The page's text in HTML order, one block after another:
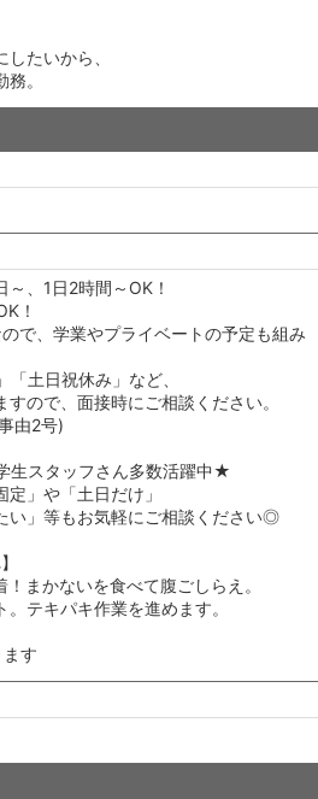
たいから、
。
、1日2時間～OK！
！
で、学業やプライベートの予定も組み
土日祝休み」など、
ので、面接時にご相談ください。
由2号)
生スタッフさん多数活躍中★
定」や「土日だけ」
い」等もお気軽にご相談ください◎
まかないを食べて腹ごしらえ。
テキパキ作業を進めます。
す